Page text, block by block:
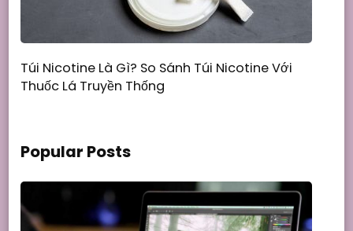
Túi Nicotine Là Gì? So Sánh Túi Nicotine Với
Thuốc Lá Truyền Thống
Popular Posts